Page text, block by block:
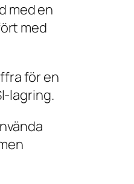
med en
med
för en
lagring.